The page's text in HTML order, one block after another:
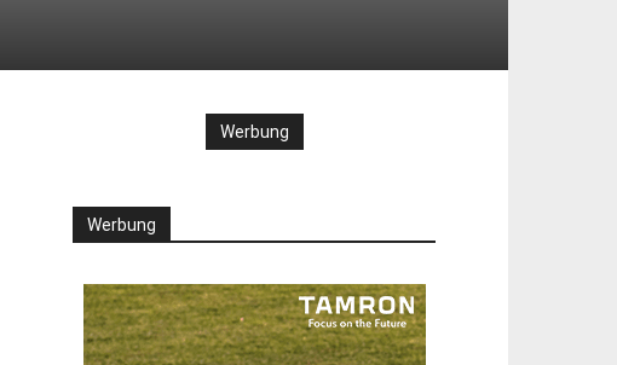
Werbung
Werbung